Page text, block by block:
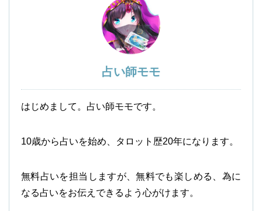
占い師モモ
はじめまして。占い師モモです。
10歳から占いを始め、タロット歴20年になります。
無料占いを担当しますが、無料でも楽しめる、為に
なる占いをお伝えできるよう心がけます。